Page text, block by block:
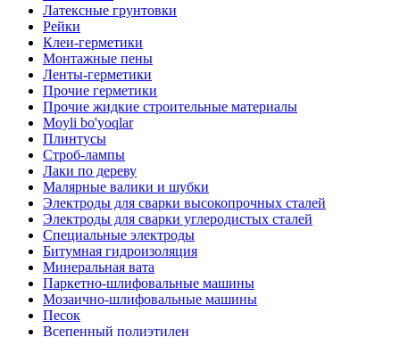
Латексные грунтовки
Рейки
Клеи-герметики
Монтажные пены
Ленты-герметики
Прочие герметики
Прочие жидкие строительные материалы
Moyli bo'yoqlar
Плинтусы
Строб-лампы
Лаки по дереву
Малярные валики и шубки
Электроды для сварки высокопрочных сталей
Электроды для сварки углеродистых сталей
Специальные электроды
Битумная гидроизоляция
Минеральная вата
Паркетно-шлифовальные машины
Мозаично-шлифовальные машины
Песок
Всепенный полиэтилен